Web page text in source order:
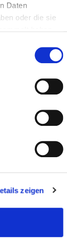
Daten
oder die sie
zeigen